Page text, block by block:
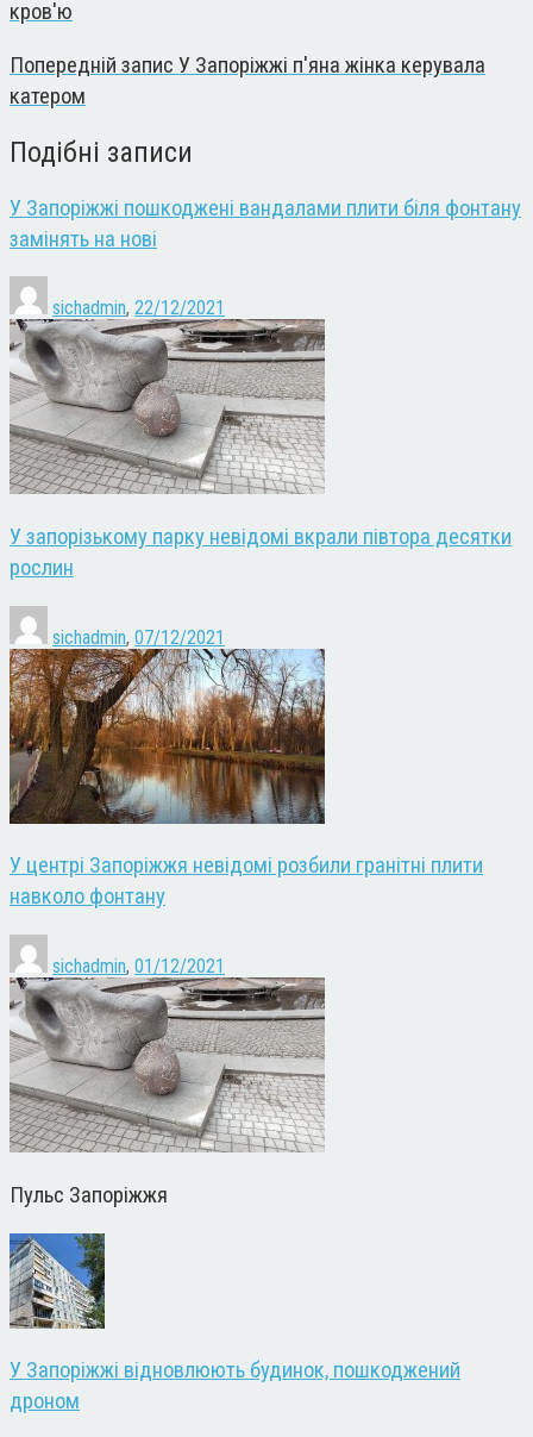
кров'ю
Попередній запис У Запоріжжі п'яна жінка керувала
катером
Подібні записи
У Запоріжжі пошкоджені вандалами плити біля фонтану
замінять на нові
sichadmin, 22/12/2021
У запорізькому парку невідомі вкрали півтора десятки
рослин
sichadmin, 07/12/2021
У центрі Запоріжжя невідомі розбили гранітні плити
навколо фонтану
sichadmin, 01/12/2021
Пульс Запоріжжя
У Запоріжжі відновлюють будинок, пошкоджений
дроном